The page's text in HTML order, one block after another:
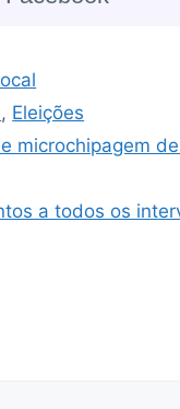
, Eleições
microchipagem
a todos os